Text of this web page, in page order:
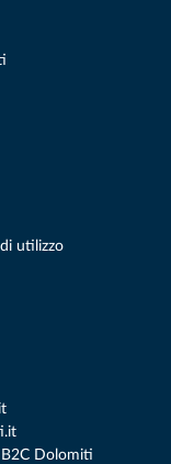
utilizzo
Dolomiti